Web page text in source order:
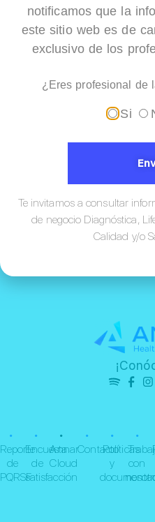
Fecha del Evento:
Hora:8:00 a.m. a 5:00
Secuenciación
•
Reporte
de
PQRSF
•
Encuesta
de
satisfacción
•
Annar
Cloud
•
Contacto
•
Políticas
y
•
con
notificamos que la
este sitio web es de
exclusivo de los
¿Eres profesional de
Si
Te invitamos a consultar
de negocio Diagnóstica,
Calidad y/o